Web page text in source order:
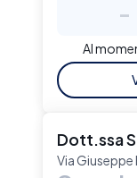
-
Al
Dott.ssa
Via Giuseppe